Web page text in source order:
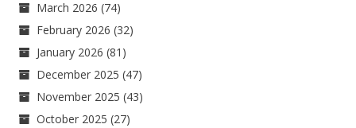
March 2026 (74)
February 2026 (32)
January 2026 (81)
December 2025 (47)
November 2025 (43)
October 2025 (27)